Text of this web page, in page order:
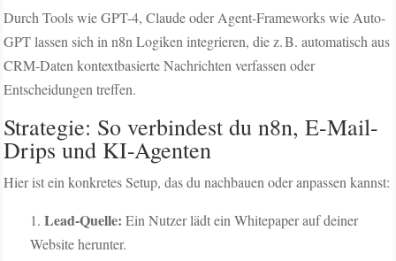
Durch Tools wie GPT-4, Claude oder Agent-Frameworks wie Auto-
GPT lassen sich in n8n Logiken integrieren, die z. B. automatisch aus
CRM-Daten kontextbasierte Nachrichten verfassen oder
Entscheidungen treffen.
Strategie: So verbindest du n8n, E-Mail-
Drips und KI-Agenten
Hier ist ein konkretes Setup, das du nachbauen oder anpassen kannst:
Lead-Quelle: Ein Nutzer lädt ein Whitepaper auf deiner
Website herunter.